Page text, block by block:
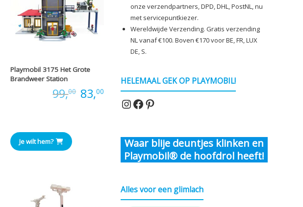
Playmobil 3175 Het Grote
Brandweer Station
99,00 Oorspronkelijke
83,00
Huidige
prijs
€83,00.
Je wilt hem?
onze verzendpartners, DPD, DHL, PostNL, nu
met servicepuntkiezer.
Wereldwijde Verzending. Gratis verzending
NL vanaf €100. Boven €170 voor BE, FR, LUX
DE, S.
HELEMAAL GEK OP PLAYMOBIL!
Instagram
Facebook
Pinterest
Waar blije deuntjes klinken en
Playmobil® de hoofdrol heeft!
Alles voor een glimlach